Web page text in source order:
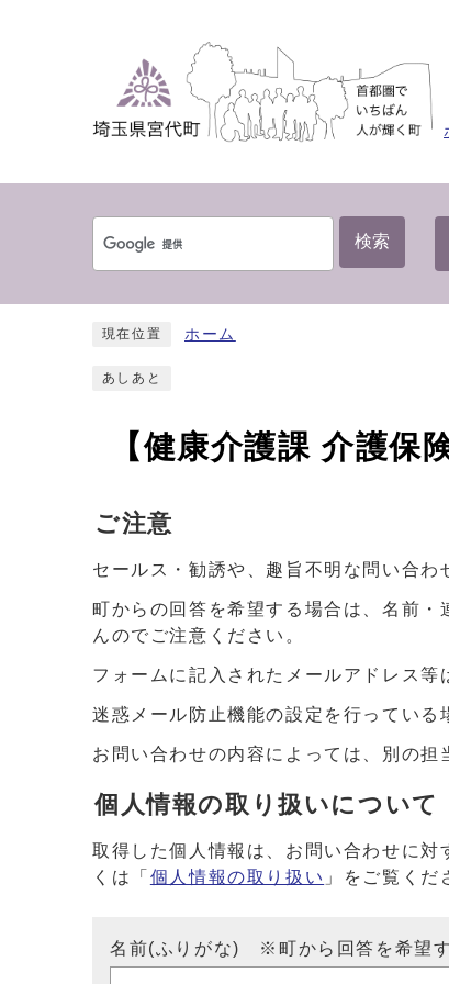
検索
現在位置 ホーム
あしあと
【健康介護課 介護保
ご注意
セールス・勧誘や、趣旨不明な問い合わ
町からの回答を希望する場合は、名前
んのでご注意ください。
フォームに記入されたメールアドレス等
迷惑メール防止機能の設定を行ってい
お問い合わせの内容によっては、別の担
個人情報の取り扱いについて
取得した個人情報は、お問い合わせに
くは「 個人情報の取り扱い 」をご覧くだ
名前(ふりがな) ※町から回答を希望